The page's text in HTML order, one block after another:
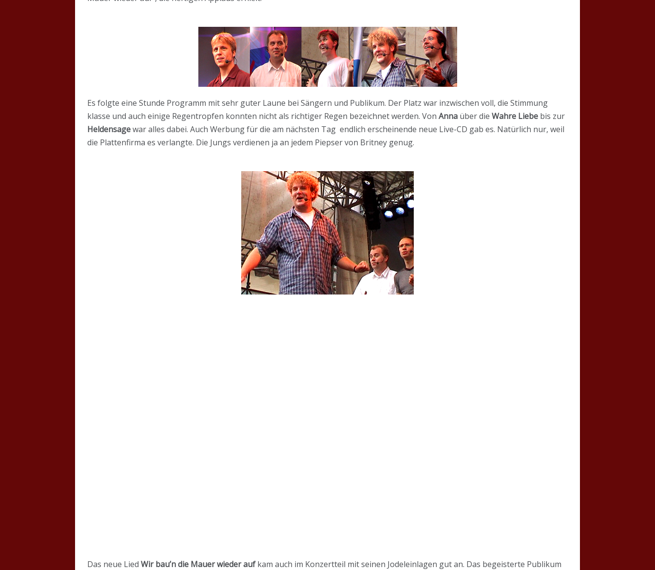
Es folgte eine Stunde Programm mit sehr guter Laune bei Sängern und Publikum. Der Platz war inzwischen voll, die Stimmung
klasse und auch einige Regentropfen konnten nicht als richtiger Regen bezeichnet werden. VonAnna über dieWahre Liebe bis zur
Heldensagewar alles dabei. Auch Werbung für die am nächsten Tag endlich erscheinende neue Live-CD gab es. Natürlich nur, weil
die Plattenfirma es verlangte. Die Jungs verdienen ja an jedem Piepser von Britney genug.
Das neue LiedWir bau’n die Mauer wieder aufkam auch im Konzertteil mit seinen Jodeleinlagen gut an. Das begeisterte Publikum